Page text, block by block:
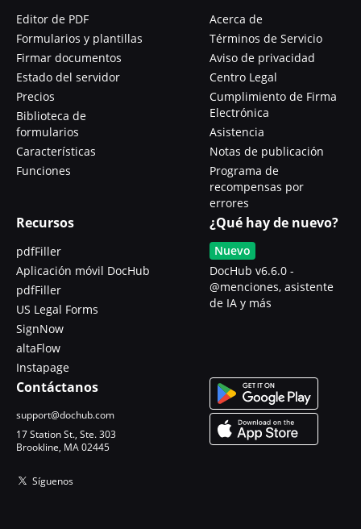
Editor de PDF
Formularios y plantillas
Firmar documentos
Estado del servidor
Precios
Biblioteca de
formularios
Características
Funciones
Acerca de
Términos de Servicio
Aviso de privacidad
Centro Legal
Cumplimiento de Firma
Electrónica
Asistencia
Notas de publicación
Programa de
recompensas por
errores
Recursos
pdfFiller
Aplicación móvil DocHub
pdfFiller
US Legal Forms
SignNow
altaFlow
Instapage
¿Qué hay de nuevo?
Nuevo
DocHub v6.6.0 -
@menciones, asistente
de IA y más
Contáctanos
support@dochub.com
17 Station St., Ste. 303
Brookline, MA 02445
Síguenos